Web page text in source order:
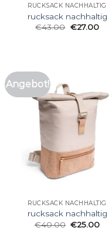
RUCKSACK NACHHALTIG
rucksack nachhaltig
€43.00 €27.00
Angebot!
RUCKSACK NACHHALTIG
rucksack nachhaltig
€40.00 €25.00